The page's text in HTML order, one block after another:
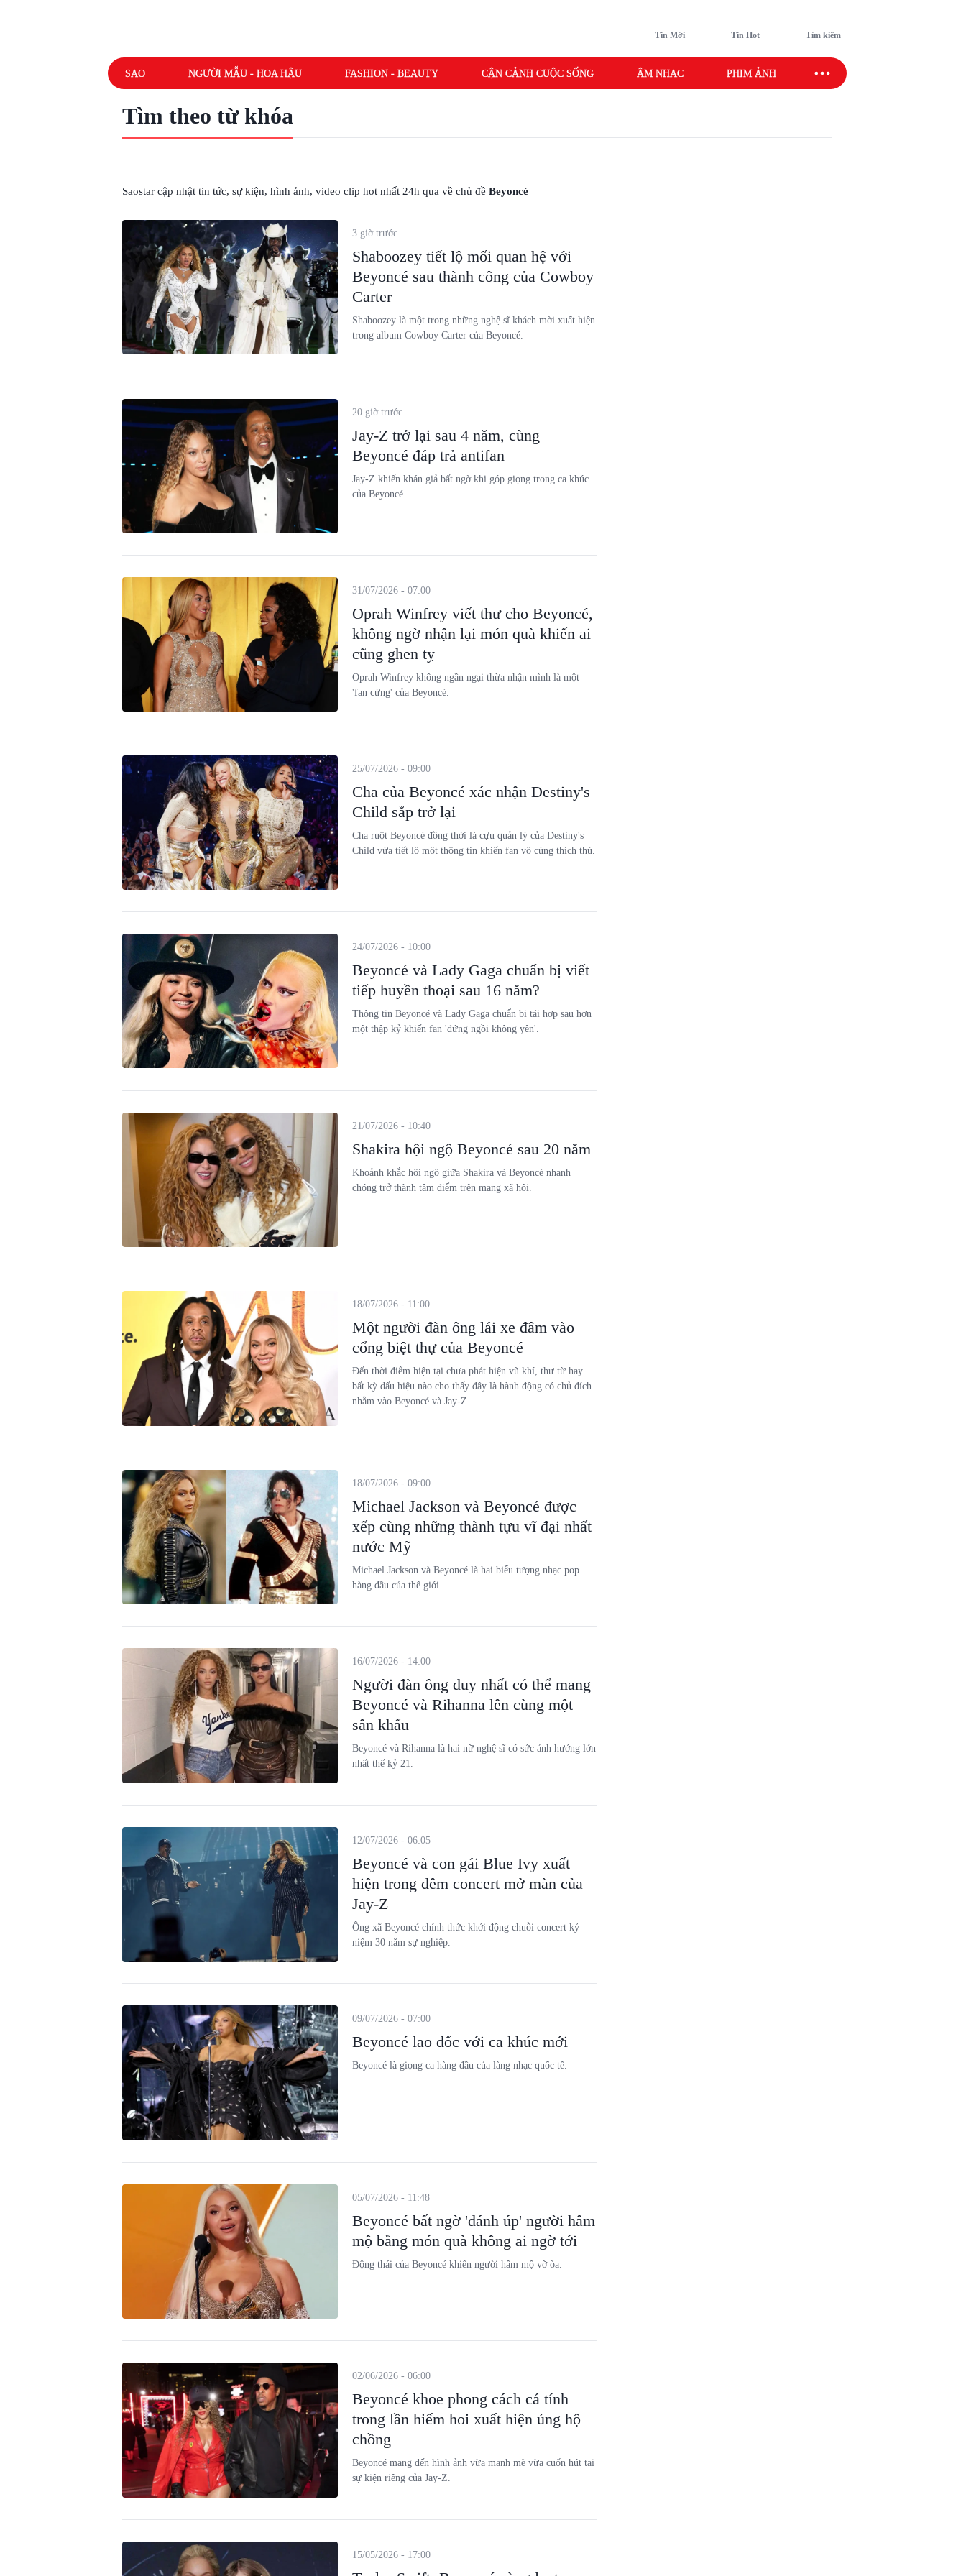
Tin Mới Tin Hot Tìm kiếm
SAO NGƯỜI MẪU - HOA HẬU FASHION - BEAUTY CẬN CẢNH CUỘC SỐNG ÂM NHẠC PHIM ẢNH SAO SPORT
Tìm theo từ khóa
Saostar cập nhật tin tức, sự kiện, hình ảnh, video clip hot nhất 24h qua về chủ đề Beyoncé
Shaboozey tiết lộ mối quan hệ với
Beyoncé sau thành công của Cowboy
Carter
3 giờ trước
Shaboozey là một trong những nghệ sĩ khách mời xuất hiện
trong album Cowboy Carter của Beyoncé.
Jay-Z trở lại sau 4 năm, cùng
Beyoncé đáp trả antifan
20 giờ trước
Jay-Z khiến khán giả bất ngờ khi góp giọng trong ca khúc
của Beyoncé.
Oprah Winfrey viết thư cho Beyoncé,
không ngờ nhận lại món quà khiến ai
cũng ghen tỵ
31/07/2026 - 07:00
Oprah Winfrey không ngần ngại thừa nhận mình là một
'fan cứng' của Beyoncé.
Cha của Beyoncé xác nhận Destiny's
Child sắp trở lại
25/07/2026 - 09:00
Cha ruột Beyoncé đồng thời là cựu quản lý của Destiny's
Child vừa tiết lộ một thông tin khiến fan vô cùng thích thú.
Beyoncé và Lady Gaga chuẩn bị viết
tiếp huyền thoại sau 16 năm?
24/07/2026 - 10:00
Thông tin Beyoncé và Lady Gaga chuẩn bị tái hợp sau hơn
một thập kỷ khiến fan 'đứng ngồi không yên'.
Shakira hội ngộ Beyoncé sau 20 năm
21/07/2026 - 10:40
Khoảnh khắc hội ngộ giữa Shakira và Beyoncé nhanh
chóng trở thành tâm điểm trên mạng xã hội.
Một người đàn ông lái xe đâm vào
cổng biệt thự của Beyoncé
18/07/2026 - 11:00
Đến thời điểm hiện tại chưa phát hiện vũ khí, thư từ hay
bất kỳ dấu hiệu nào cho thấy đây là hành động có chủ đích
nhằm vào Beyoncé và Jay-Z.
Michael Jackson và Beyoncé được
xếp cùng những thành tựu vĩ đại nhất
nước Mỹ
18/07/2026 - 09:00
Michael Jackson và Beyoncé là hai biểu tượng nhạc pop
hàng đầu của thế giới.
Người đàn ông duy nhất có thể mang
Beyoncé và Rihanna lên cùng một
sân khấu
16/07/2026 - 14:00
Beyoncé và Rihanna là hai nữ nghệ sĩ có sức ảnh hưởng lớn
nhất thế kỷ 21.
Beyoncé và con gái Blue Ivy xuất
hiện trong đêm concert mở màn của
Jay-Z
12/07/2026 - 06:05
Ông xã Beyoncé chính thức khởi động chuỗi concert kỷ
niệm 30 năm sự nghiệp.
Beyoncé lao dốc với ca khúc mới
09/07/2026 - 07:00
Beyoncé là giọng ca hàng đầu của làng nhạc quốc tế.
Beyoncé bất ngờ 'đánh úp' người hâm
mộ bằng món quà không ai ngờ tới
05/07/2026 - 11:48
Động thái của Beyoncé khiến người hâm mộ vỡ òa.
Beyoncé khoe phong cách cá tính
trong lần hiếm hoi xuất hiện ủng hộ
chồng
02/06/2026 - 06:00
Beyoncé mang đến hình ảnh vừa mạnh mẽ vừa cuốn hút tại
sự kiện riêng của Jay-Z.
15/05/2026 - 17:00